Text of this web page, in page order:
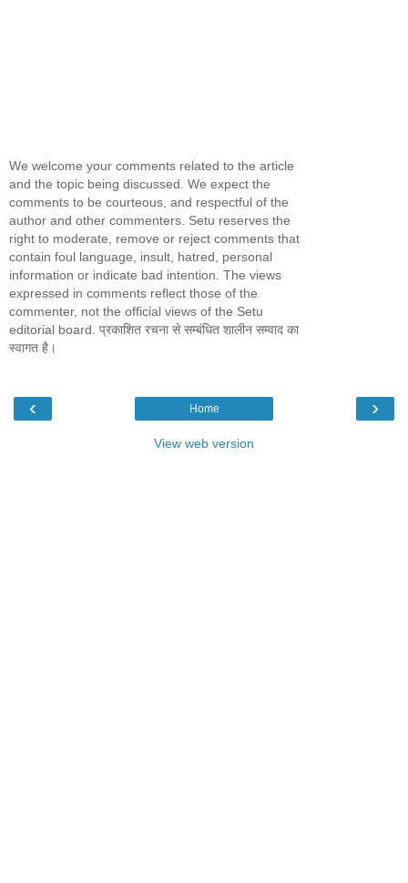
We welcome your comments related to the article
and the topic being discussed. We expect the
comments to be courteous, and respectful of the
author and other commenters. Setu reserves the
right to moderate, remove or reject comments that
contain foul language, insult, hatred, personal
information or indicate bad intention. The views
expressed in comments reflect those of the
commenter, not the official views of the Setu
editorial board. प्रकाशित रचना से सम्बंधित शालीन सम्वाद का
स्वागत है।
‹ ›
Home
View web version